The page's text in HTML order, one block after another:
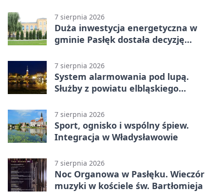
7 sierpnia 2026
Duża inwestycja energetyczna w
gminie Pasłęk dostała decyzję
7 sierpnia 2026
System alarmowania pod lupą.
Służby z powiatu elbląskiego
7 sierpnia 2026
Sport, ognisko i wspólny śpiew.
Integracja w Władysławowie
7 sierpnia 2026
Noc Organowa w Pasłęku. Wieczór
muzyki w kościele św. Bartłomieja